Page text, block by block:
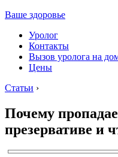
Ваше здоровье
Уролог
Контакты
Вызов уролога на
Цены
Статьи ›
Почему
презервативе и